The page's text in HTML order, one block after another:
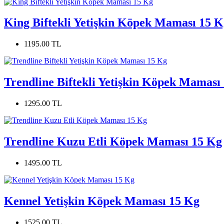
King Biftekli Yetişkin Köpek Maması 15
1195.00 TL
Trendline Biftekli Yetişkin Köpek Maması
1295.00 TL
Trendline Kuzu Etli Köpek Maması 15 Kg
1495.00 TL
Kennel Yetişkin Köpek Maması 15 Kg
1525.00 TL